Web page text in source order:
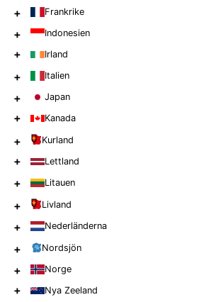
+ Frankrike
+ Indonesien
+ Irland
+ Italien
+ Japan
+ Kanada
+ Kurland
+ Lettland
+ Litauen
+ Livland
+ Nederländerna
+ Nordsjön
+ Norge
+ Nya Zeeland